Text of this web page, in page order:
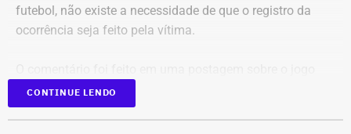
Inscrição no exame: Prova de inscrição em até 90 dias a
partir da contratação da empresa certificadora;
Punição: O descumprimento do prazo resultará no
afastamento e substituição imediata do servidor.
futebol, não existe a necessidade de que o registro da
ocorrência seja feito pela vítima.
entre o Real Madrid, time de
Munique. No jogo, o atleta brasileiro e Joshua Kimmich
CONTINUE LENDO